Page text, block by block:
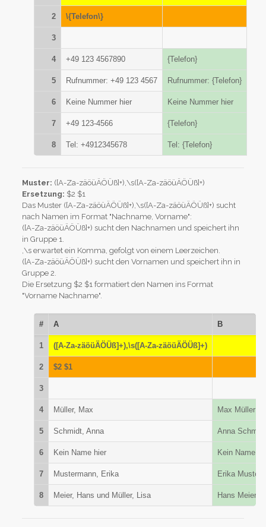
2 \{Telefon\}
3
4 +49 123 4567890 {Telefon}
5 Rufnummer: +49 123 4567 Rufnummer: {Telefon}
6 Keine Nummer hier Keine Nummer hier
7 +49 123-4566 {Telefon}
8 Tel: +4912345678 Tel: {Telefon}
Muster: ([A-Za-zäöüÄÖÜß]+),\s([A-Za-zäöüÄÖÜß]+)
Ersetzung: $2 $1
Das Muster ([A-Za-zäöüÄÖÜß]+),\s([A-Za-zäöüÄÖÜß]+) sucht
nach Namen im Format "Nachname, Vorname":
([A-Za-zäöüÄÖÜß]+) sucht den Nachnamen und speichert ihn
in Gruppe 1.
,\s erwartet ein Komma, gefolgt von einem Leerzeichen.
([A-Za-zäöüÄÖÜß]+) sucht den Vornamen und speichert ihn in
Gruppe 2.
Die Ersetzung $2 $1 formatiert den Namen ins Format
"Vorname Nachname".
# A B
1 ([A-Za-zäöüÄÖÜß]+),\s([A-Za-zäöüÄÖÜß]+)
2 $2 $1
3
4 Müller, Max Max Müller
5 Schmidt, Anna Anna Schmidt
6 Kein Name hier Kein Name
7 Mustermann, Erika Erika
8 Meier, Hans und Müller, Lisa Hans Meier